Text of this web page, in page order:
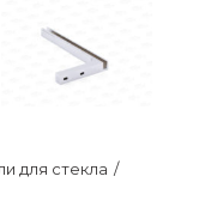
для стекла